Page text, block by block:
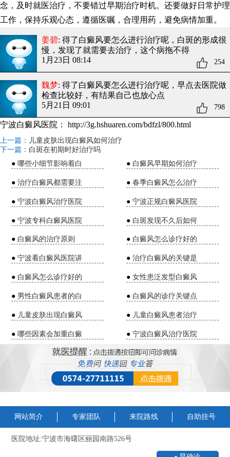
念，及时就医治疗，不要错过早期治疗时机。还要做好日常护理
工作，保持乐观心态，遵循医嘱，合理用药，避免病情加重。
姜碧: 得了白癜风要怎么进行治疗呢，白斑的形成很
慢，发现了就需要去治疗，这个病拖不得
1月23日 08:14
254
魏梦: 得了白癜风要怎么进行治疗呢，早点去医院做
检查比较好，有结果自己也放心点
5月21日 09:01
798
宁波白癜风医院： http://3g.hshuaren.com/bdfzl/800.html
上一篇： 儿童皮肤出现白癜风如何治疗
下一篇： 白斑在初期时好治疗吗
● 哪些小细节影响着白 ● 白癜风早期如何治疗
●治疗白癜风都需要注 ●春季白癜风怎么治疗
●宁波白癜风治疗医院 ●宁波正规白癜风医院
●宁波专科白癜风医院 ● 白斑发现不久后如何
● 白癜风的治疗原则 ● 白癜风怎么诊疗好的
●宁波看白癜风医院讲 ●治疗白癜风的关键是
● 白癜风怎么诊疗好的 ●女性患泛发型白癜风
● 男性白癜风患者的白 ● 白癜风的诊疗关键点
● 儿童皮肤出现白癜风 ● 儿童白癜风患者治疗
●哪些因素会加重白癜 ●宁波白癜风治疗医院
网站简介 专家团队 来院路线 自助挂号
医院地址:宁波市海曙区丽园南路526号